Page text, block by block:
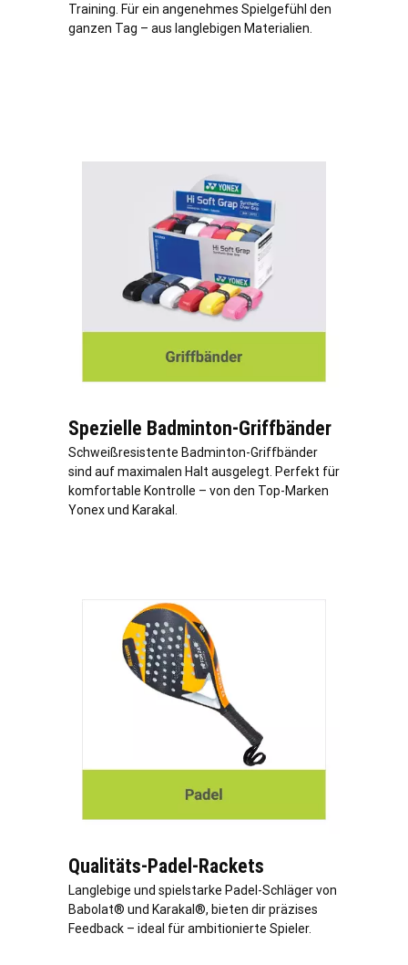
Training. Für ein angenehmes Spielgefühl den
ganzen Tag – aus langlebigen Materialien.
Spezielle Badminton-Griffbänder
Schweißresistente Badminton-Griffbänder
sind auf maximalen Halt ausgelegt. Perfekt für
komfortable Kontrolle – von den Top-Marken
Yonex und Karakal.
Qualitäts-Padel-Rackets
Langlebige und spielstarke Padel-Schläger von
Babolat® und Karakal®, bieten dir präzises
Feedback – ideal für ambitionierte Spieler.